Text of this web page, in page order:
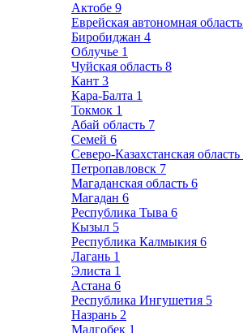
Актобе 9
Еврейская автономная область
Биробиджан 4
Облучье 1
Чуйская область 8
Кант 3
Кара-Балта 1
Токмок 1
Абай область 7
Семей 6
Северо-Казахстанская область
Петропавловск 7
Магаданская область 6
Магадан 6
Республика Тыва 6
Кызыл 5
Республика Калмыкия 6
Лагань 1
Элиста 1
Астана 6
Республика Ингушетия 5
Назрань 2
Малгобек 1